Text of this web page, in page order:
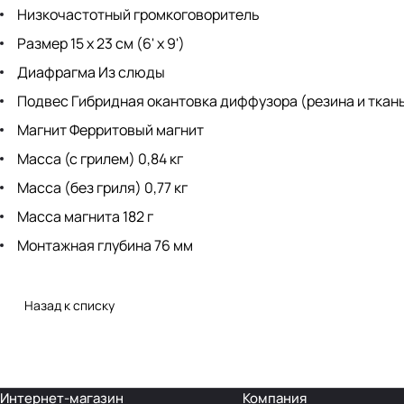
Низкочастотный громкоговоритель
Размер 15 x 23 см (6' x 9')
Диафрагма Из слюды
Подвес Гибридная окантовка диффузора (резина и
Магнит Ферритовый магнит
Масса (с грилем) 0,84 кг
Масса (без гриля) 0,77 кг
Масса магнита 182 г
Монтажная глубина 76 мм
Назад к списку
Интернет-магазин Компания